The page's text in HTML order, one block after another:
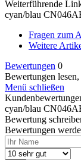
Weiterführende
cyan/blau
Fragen zum
Weitere
Bewertungen 0
Bewertungen
Menü schließen
cyan/blau
Bewertung
Bewertungen